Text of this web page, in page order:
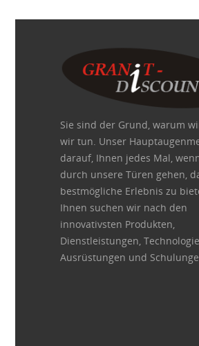
Sie sind der Grund, warum
wir tun. Unser
darauf, Ihnen jedes Mal,
durch unsere Türen gehen,
bestmögliche Erlebnis zu
Ihnen suchen wir nach den
innovativsten Produkten,
Dienstleistungen,
Ausrüstungen und